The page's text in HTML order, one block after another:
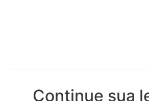
Continue sua